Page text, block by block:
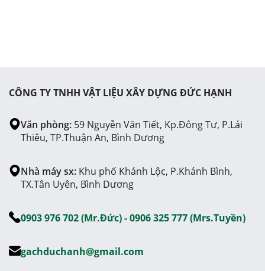
CÔNG TY TNHH VẬT LIỆU XÂY DỰNG ĐỨC HẠNH
Văn phòng: 59 Nguyễn Văn Tiết, Kp.Đông Tư, P.Lái
Thiêu, TP.Thuận An, Bình Dương
Nhà máy sx: Khu phố Khánh Lộc, P.Khánh Bình,
TX.Tân Uyên, Bình Dương
0903 976 702 (Mr.Đức) - 0906 325 777 (Mrs.Tuyền)
gachduchanh@gmail.com